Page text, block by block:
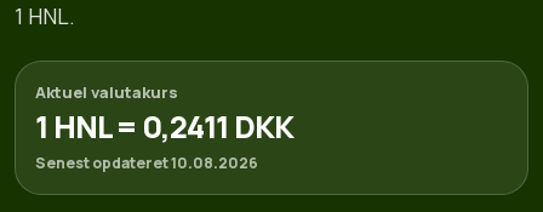
1 HNL.
Aktuel valutakurs
1 HNL = 0,2411 DKK
Senest opdateret 10.08.2026